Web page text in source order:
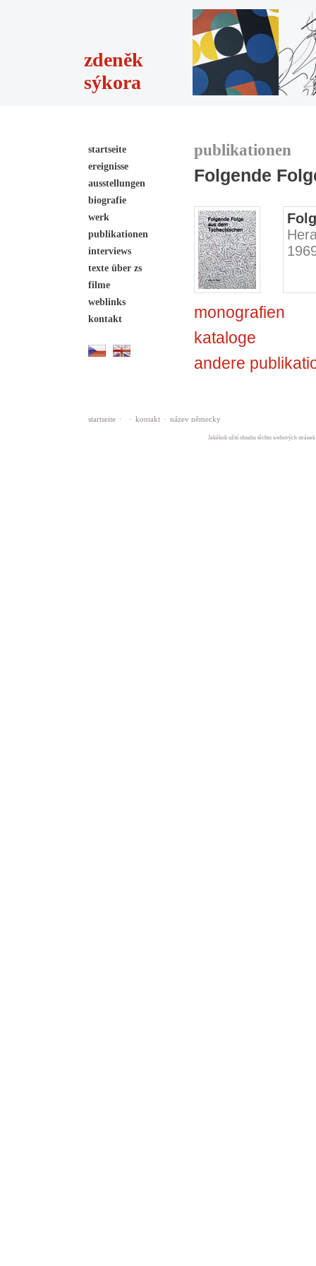
zdeněk
sýkora
startseite
ereignisse
ausstellungen
biografie
werk
publikationen
interviews
texte über zs
filme
weblinks
kontakt
publikationen
Folgende
monografien
kataloge
andere
startseite · · kontakt · název německy
Jakékoli užití obsahu těchto webových